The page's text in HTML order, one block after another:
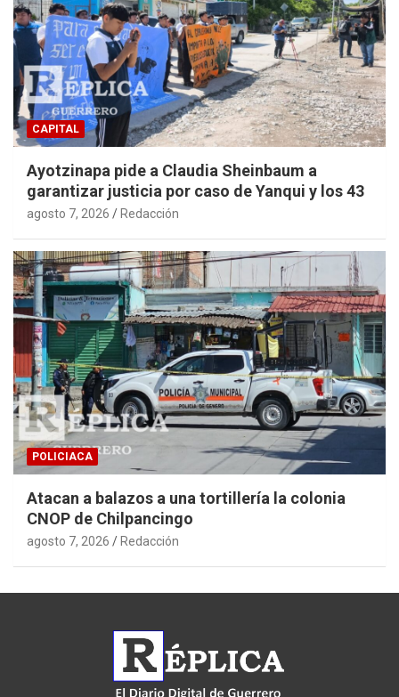
CAPITAL
Ayotzinapa pide a Claudia Sheinbaum a
garantizar justicia por caso de Yanqui y los 43
agosto 7, 2026 Redacción
POLICIACA
Atacan a balazos a una tortillería la colonia
CNOP de Chilpancingo
agosto 7, 2026 Redacción